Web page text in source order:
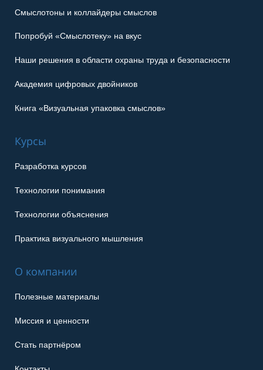
Смыслотоны и коллайдеры смыслов
Попробуй «Смыслотеку» на вкус
Наши решения в области охраны труда и безопасности
Академия цифровых двойников
Книга «Визуальная упаковка смыслов»
Курсы
Разработка курсов
Технологии понимания
Технологии объяснения
Практика визуального мышления
О компании
Полезные материалы
Миссия и ценности
Стать партнёром